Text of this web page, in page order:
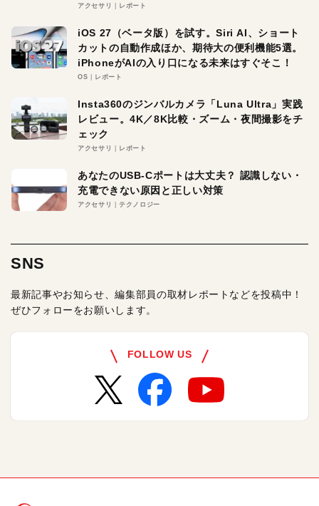
アクセサリ レポート
iOS 27（ベータ版）を試す。Siri AI、ショート
カットの自動作成ほか、期待大の便利機能5選。
iPhoneがAIの入り口になる未来はすぐそこ！
OS レポート
Insta360のジンバルカメラ「Luna Ultra」実践
レビュー。4K／8K比較・ズーム・夜間撮影をチ
ェック
アクセサリ レポート
あなたのUSB-Cポートは大丈夫？ 認識しない・
充電できない原因と正しい対策
アクセサリ テクノロジー
SNS
最新記事やお知らせ、編集部員の取材レポートなどを投稿中！
ぜひフォローをお願いします。
FOLLOW US